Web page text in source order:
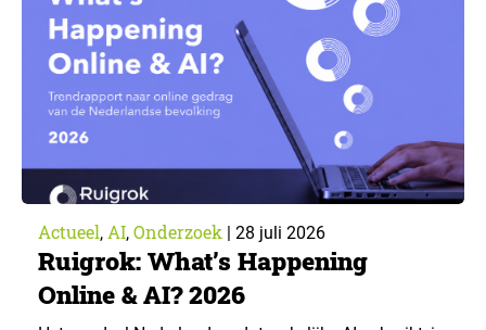
Research. ▼ De uitkomsten zijn…
Actueel, AI, Onderzoek | 28 juli 2026
Ruigrok: What’s Happening
Online & AI? 2026